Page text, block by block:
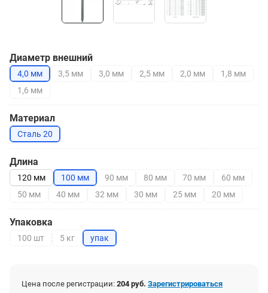
Диаметр внешний
4,0 мм 3,5 мм 3,0 мм 2,5 мм 2,0 мм
1,8 мм
1,6 мм
Материал
Сталь 20
Длина
120 мм 100 мм 90 мм 80 мм 70 мм
60 мм
50 мм
40 мм 32 мм 30 мм 25 мм 20 мм
Упаковка
100 шт 5 кг упак
Цена после регистрации: 204 руб. Зарегистрироваться